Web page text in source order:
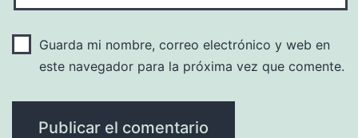
Guarda mi nombre, correo electrónico y web en
este navegador para la próxima vez que comente.